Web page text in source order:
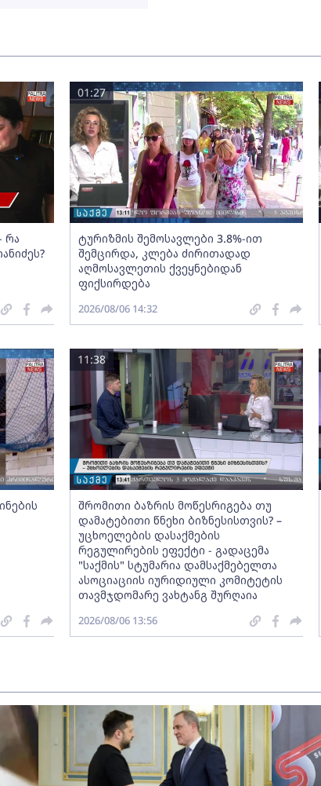
რა
ტურიზმის შემოსავლები 3.8%-ით
შემცირდა, კლება ძირითადად
აღმოსავლეთის ქვეყნებიდან
ფიქსირდება
01:27
2026/08/06 14:32
შრომითი ბაზრის მოწესრიგება თუ
დამატებითი წნეხი ბიზნესისთვის? –
უცხოელების დასაქმების
რეგულირების ეფექტი - გადაცემა
"საქმის" სტუმარია დამსაქმებელთა
ასოციაციის იურიდიული კომიტეტის
თავმჯდომარე ვახტანგ შურღაია
11:38
2026/08/06 13:56